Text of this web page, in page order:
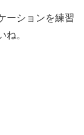
ーションを練習
ね。